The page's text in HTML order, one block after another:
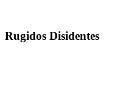
Rugidos Disidentes